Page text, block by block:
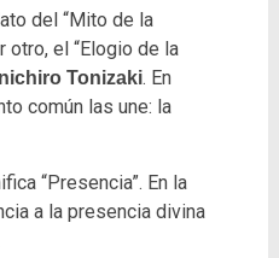
del “Mito de la
otro, el “Elogio de la
Tonizaki. En
común las une: la
“Presencia”. En la
a la presencia divina